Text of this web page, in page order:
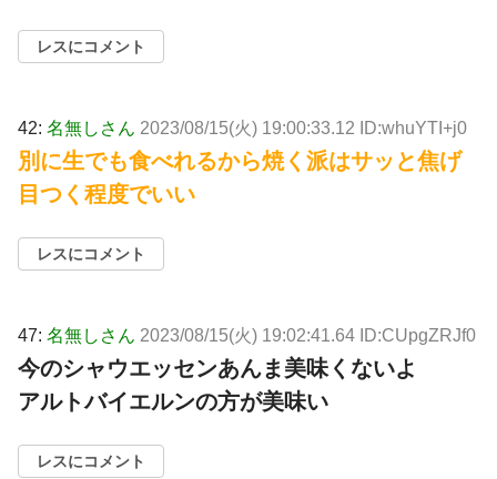
レスにコメント
42: 名無しさん 2023/08/15(火) 19:00:33.12 ID:whuYTI+j0
別に生でも食べれるから焼く派はサッと焦げ
目つく程度でいい
レスにコメント
47: 名無しさん 2023/08/15(火) 19:02:41.64 ID:CUpgZRJf0
今のシャウエッセンあんま美味くないよ
アルトバイエルンの方が美味い
レスにコメント